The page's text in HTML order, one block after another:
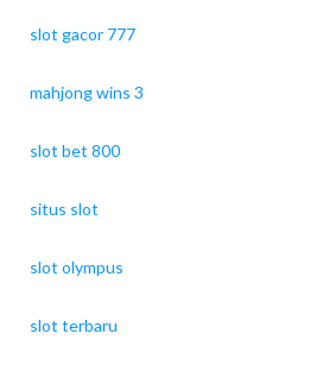
slot gacor 777
mahjong wins 3
slot bet 800
situs slot
slot olympus
slot terbaru